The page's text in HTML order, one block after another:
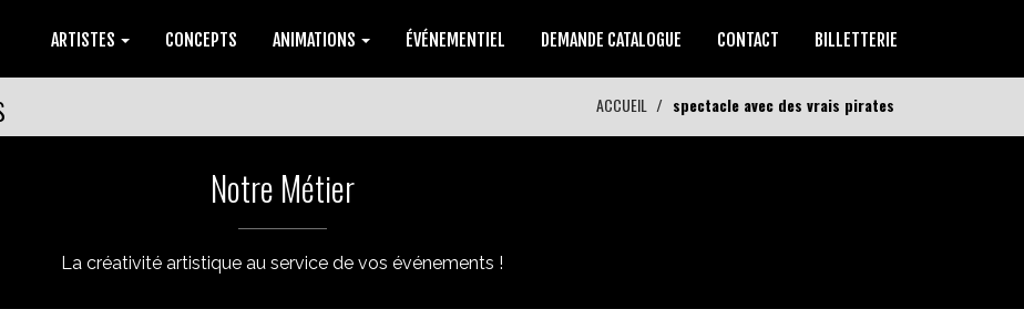
ARTISTES CONCEPTS ANIMATIONS ÉVÉNEMENTIEL DEMANDE CATALOGUE CONTACT BILLETTERIE
ACCUEIL spectacle avec des vrais pirates
Notre Métier
La créativité artistique au service de vos événements !